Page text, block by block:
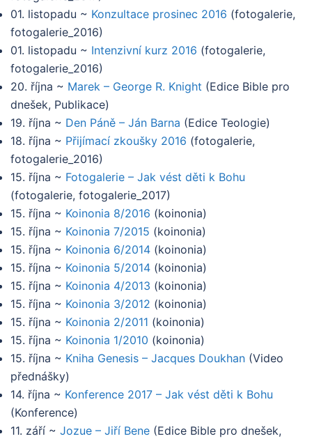
01. listopadu ~ Konzultace prosinec 2016 (fotogalerie,
fotogalerie_2016)
01. listopadu ~ Intenzivní kurz 2016 (fotogalerie,
fotogalerie_2016)
20. října ~ Marek – George R. Knight (Edice Bible pro
dnešek, Publikace)
19. října ~ Den Páně – Ján Barna (Edice Teologie)
18. října ~ Přijímací zkoušky 2016 (fotogalerie,
fotogalerie_2016)
15. října ~ Fotogalerie – Jak vést děti k Bohu
(fotogalerie, fotogalerie_2017)
15. října ~ Koinonia 8/2016 (koinonia)
15. října ~ Koinonia 7/2015 (koinonia)
15. října ~ Koinonia 6/2014 (koinonia)
15. října ~ Koinonia 5/2014 (koinonia)
15. října ~ Koinonia 4/2013 (koinonia)
15. října ~ Koinonia 3/2012 (koinonia)
15. října ~ Koinonia 2/2011 (koinonia)
15. října ~ Koinonia 1/2010 (koinonia)
15. října ~ Kniha Genesis – Jacques Doukhan (Video
přednášky)
14. října ~ Konference 2017 – Jak vést děti k Bohu
(Konference)
11. září ~ Jozue – Jiří Bene (Edice Bible pro dnešek,